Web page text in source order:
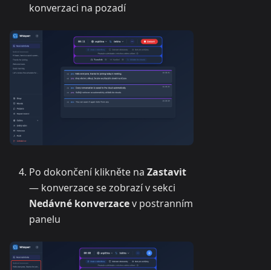
konverzaci na pozadí
Po dokončení klikněte na Zastavit
— konverzace se zobrazí v sekci
Nedávné konverzacev postranním
panelu